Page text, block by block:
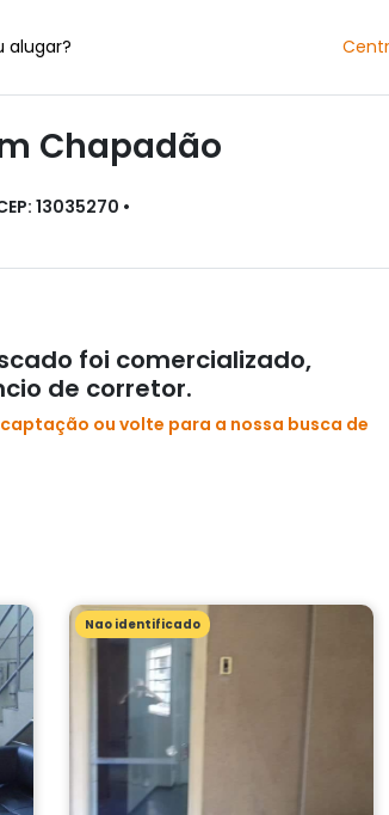
alugar?
Chapadão
13035270 •
foi comercializado,
de corretor.
ou volte para a nossa busca de
Nao identificado